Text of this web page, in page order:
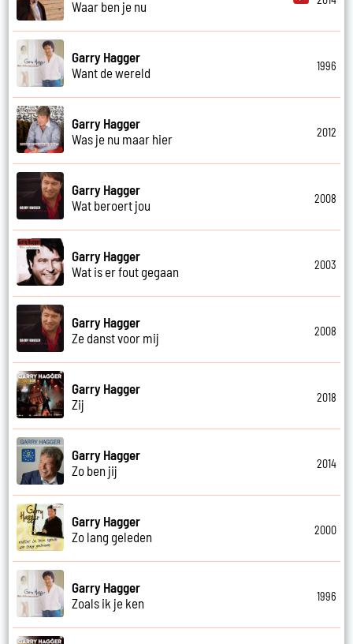
Waar ben je nu
Garry Hagger
Want de wereld
1996
Garry Hagger
Was je nu maar hier
2012
Garry Hagger
Wat beroert jou
2008
Garry Hagger
Wat is er fout gegaan
2003
Garry Hagger
Ze danst voor mij
2008
Garry Hagger
Zij
2018
Garry Hagger
Zo ben jij
2014
Garry Hagger
Zo lang geleden
2000
Garry Hagger
Zoals ik je ken
1996